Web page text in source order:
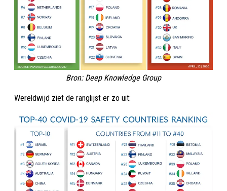
Bron: Deep Knowledge Group
Wereldwijd ziet de ranglijst er zo uit: